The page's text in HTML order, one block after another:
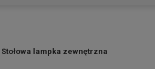
Stołowa lampka zewnętrzna